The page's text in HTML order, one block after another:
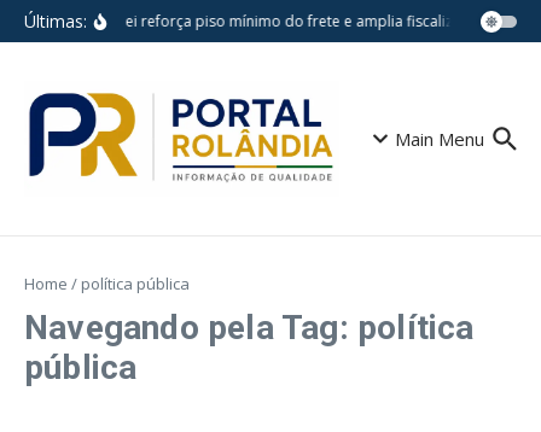
Ir para o conteúdo
Últimas:Nova lei reforça piso mínimo do frete e amplia fiscalização no
Main Menu
Home / política pública
Navegando pela Tag: política
pública